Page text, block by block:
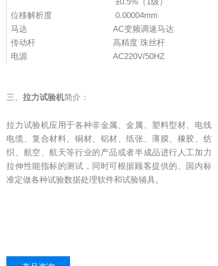
位移解析度
0.00004mm
马达
AC变频调速马达
传动杆
高精度 珠丝杆
电源
AC220V/50HZ
三、拉力试验机简介：
拉力试验机应用于各种非金属、金属、塑料型材、电线
电缆、复合材料、铜材、铝材、纸张、薄膜、橡胶、纺
织、航空、航天等行业的产品或者半成品进行人工加力
拉伸性能指标的测试，同时可根据顾客提供的、国内标
准定做各种试验数据处理软件和试验辅具。